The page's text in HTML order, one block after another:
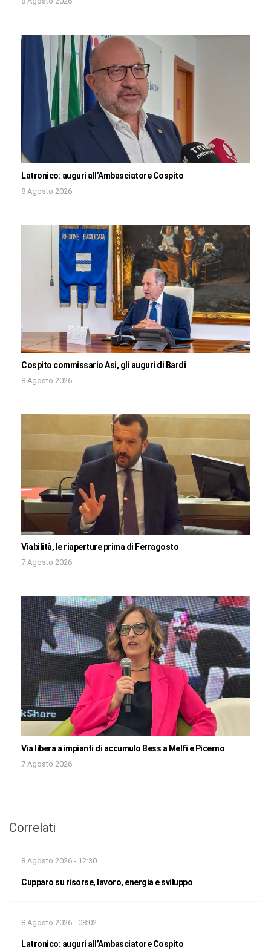
Latronico: auguri all’Ambasciatore Cospito
8 Agosto 2026
Cospito commissario Asi, gli auguri di Bardi
8 Agosto 2026
Viabilità, le riaperture prima di Ferragosto
7 Agosto 2026
Via libera a impianti di accumulo Bess a Melfi e Picerno
7 Agosto 2026
Correlati
8 Agosto 2026 - 12:30
Cupparo su risorse, lavoro, energia e sviluppo
8 Agosto 2026 - 08:02
Latronico: auguri all’Ambasciatore Cospito